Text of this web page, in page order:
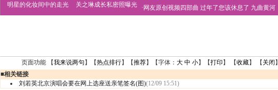
明星的化妆间中的走光 关之琳成长私密照曝光
· 网友原创视频四部曲 过年了您该休息了 九曲黄河
页面功能 【我来说两句 】【热点排行】【推荐】【字体： 大 中 小】【打印 】 【收藏】 【 关闭 】
■相关链接
刘若英北京演唱会要在网上选座送亲笔签名(图)(12/09 15:51)